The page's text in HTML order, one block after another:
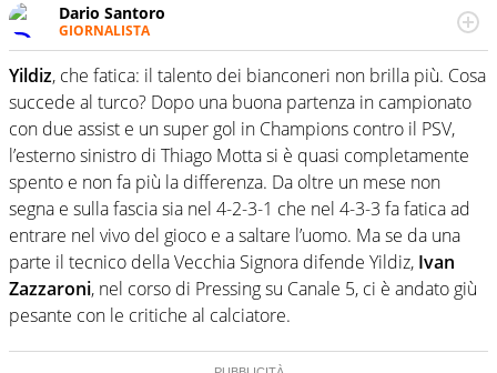
Dario Santoro
GIORNALISTA
Scrive, commenta, racconta lo sport in tutte le
sfaccettature. Tocca l'apice quando ha modo di
concentrarsi sulle interviste ai grandi protagonisti
Yildiz, che fatica: il talento dei bianconeri non brilla più. Cosa
succede al turco? Dopo una buona partenza in campionato
con due assist e un super gol in Champions contro il PSV,
l’esterno sinistro di Thiago Motta si è quasi completamente
spento e non fa più la differenza. Da oltre un mese non
segna e sulla fascia sia nel 4-2-3-1 che nel 4-3-3 fa fatica ad
entrare nel vivo del gioco e a saltare l’uomo. Ma se da una
parte il tecnico della Vecchia Signora difende Yildiz, Ivan
Zazzaroni, nel corso di Pressing su Canale 5, ci è andato giù
pesante con le critiche al calciatore.